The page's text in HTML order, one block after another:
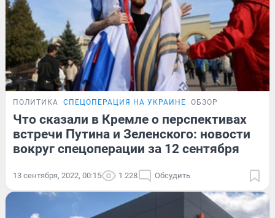
ПОЛИТИКА СПЕЦОПЕРАЦИЯ НА УКРАИНЕ ОБЗОР
Что сказали в Кремле о перспективах
встречи Путина и Зеленского: новости
вокруг спецоперации за 12 сентября
13 сентября, 2022, 00:15 1 228 Обсудить